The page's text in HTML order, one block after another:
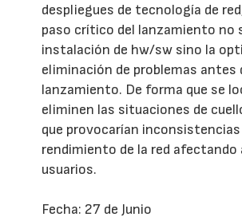
despliegues de tecnología de
paso crítico del lanzamiento no
instalación de hw/sw sino la
eliminación de problemas antes
lanzamiento. De forma que se
eliminen las situaciones de
que provocarían inconsistencias
rendimiento de la red afectando
usuarios.
Fecha: 27 de Junio